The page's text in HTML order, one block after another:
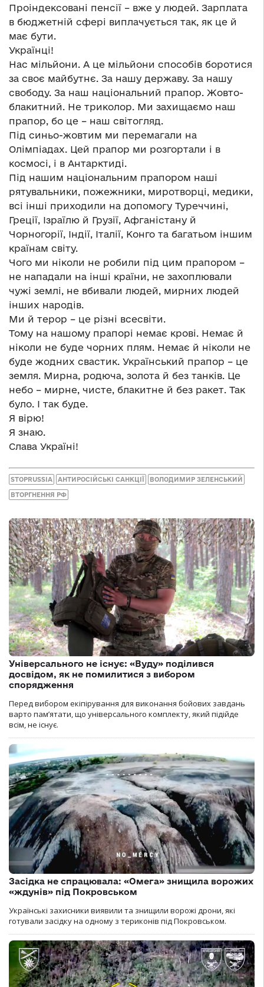
Проіндексовані пенсії – вже у людей. Зарплата
в бюджетній сфері виплачується так, як це й
має бути.
Українці!
Нас мільйони. А це мільйони способів боротися
за своє майбутнє. За нашу державу. За нашу
свободу. За наш національний прапор. Жовто-
блакитний. Не триколор. Ми захищаємо наш
прапор, бо це – наш світогляд.
Під синьо-жовтим ми перемагали на
Олімпіадах. Цей прапор ми розгортали і в
космосі, і в Антарктиді.
Під нашим національним прапором наші
рятувальники, пожежники, миротворці, медики,
всі інші приходили на допомогу Туреччині,
Греції, Ізраїлю й Грузії, Афганістану й
Чорногорії, Індії, Італії, Конго та багатьом іншим
країнам світу.
Чого ми ніколи не робили під цим прапором –
не нападали на інші країни, не захоплювали
чужі землі, не вбивали людей, мирних людей
інших народів.
Ми й терор – це різні всесвіти.
Тому на нашому прапорі немає крові. Немає й
ніколи не буде чорних плям. Немає й ніколи не
буде жодних свастик. Український прапор – це
земля. Мирна, родюча, золота й без танків. Це
небо – мирне, чисте, блакитне й без ракет. Так
було. І так буде.
Я вірю!
Я знаю.
Слава Україні!
STOPRUSSIA АНТИРОСІЙСЬКІ САНКЦІЇ ВОЛОДИМИР ЗЕЛЕНСЬКИЙ
ВТОРГНЕННЯ РФ
Універсального не існує: «Вуду» поділився
досвідом, як не помилитися з вибором
спорядження
Перед вибором екіпірування для виконання бойових завдань
варто пам’ятати, що універсального комплекту, який підійде
всім, не існує.
Засідка не спрацювала: «Омега» знищила ворожих
«ждунів» під Покровськом
Українські захисники виявили та знищили ворожі дрони, які
готували засідку на одному з териконів під Покровськом.